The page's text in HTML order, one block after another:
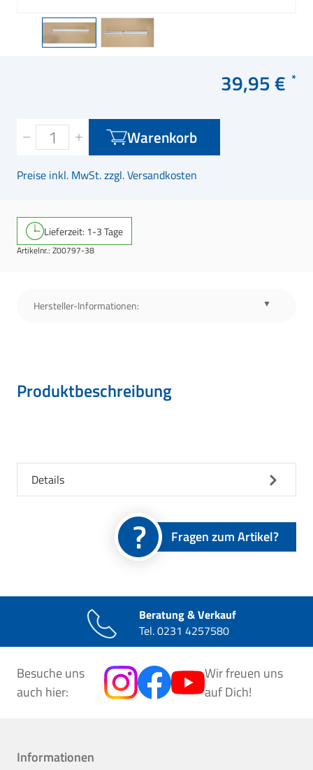
39,95 €
Warenkorb
Preise inkl. MwSt. zzgl. Versandkosten
Lieferzeit: 1-3 Tage
Artikelnr.: Z00797-38
Hersteller-Informationen:
Produktbeschreibung
Details
Fragen zum Artikel?
Beratung & Verkauf
Tel.0231 4257580
Besuche uns
auch hier:
Wir freuen uns
auf Dich!
Informationen